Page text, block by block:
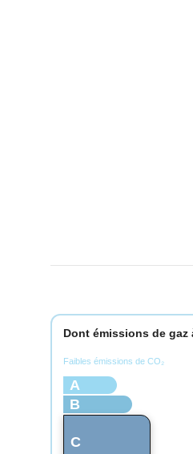
Dont émissions de gaz
Faibles émissions de CO₂
A
B
C